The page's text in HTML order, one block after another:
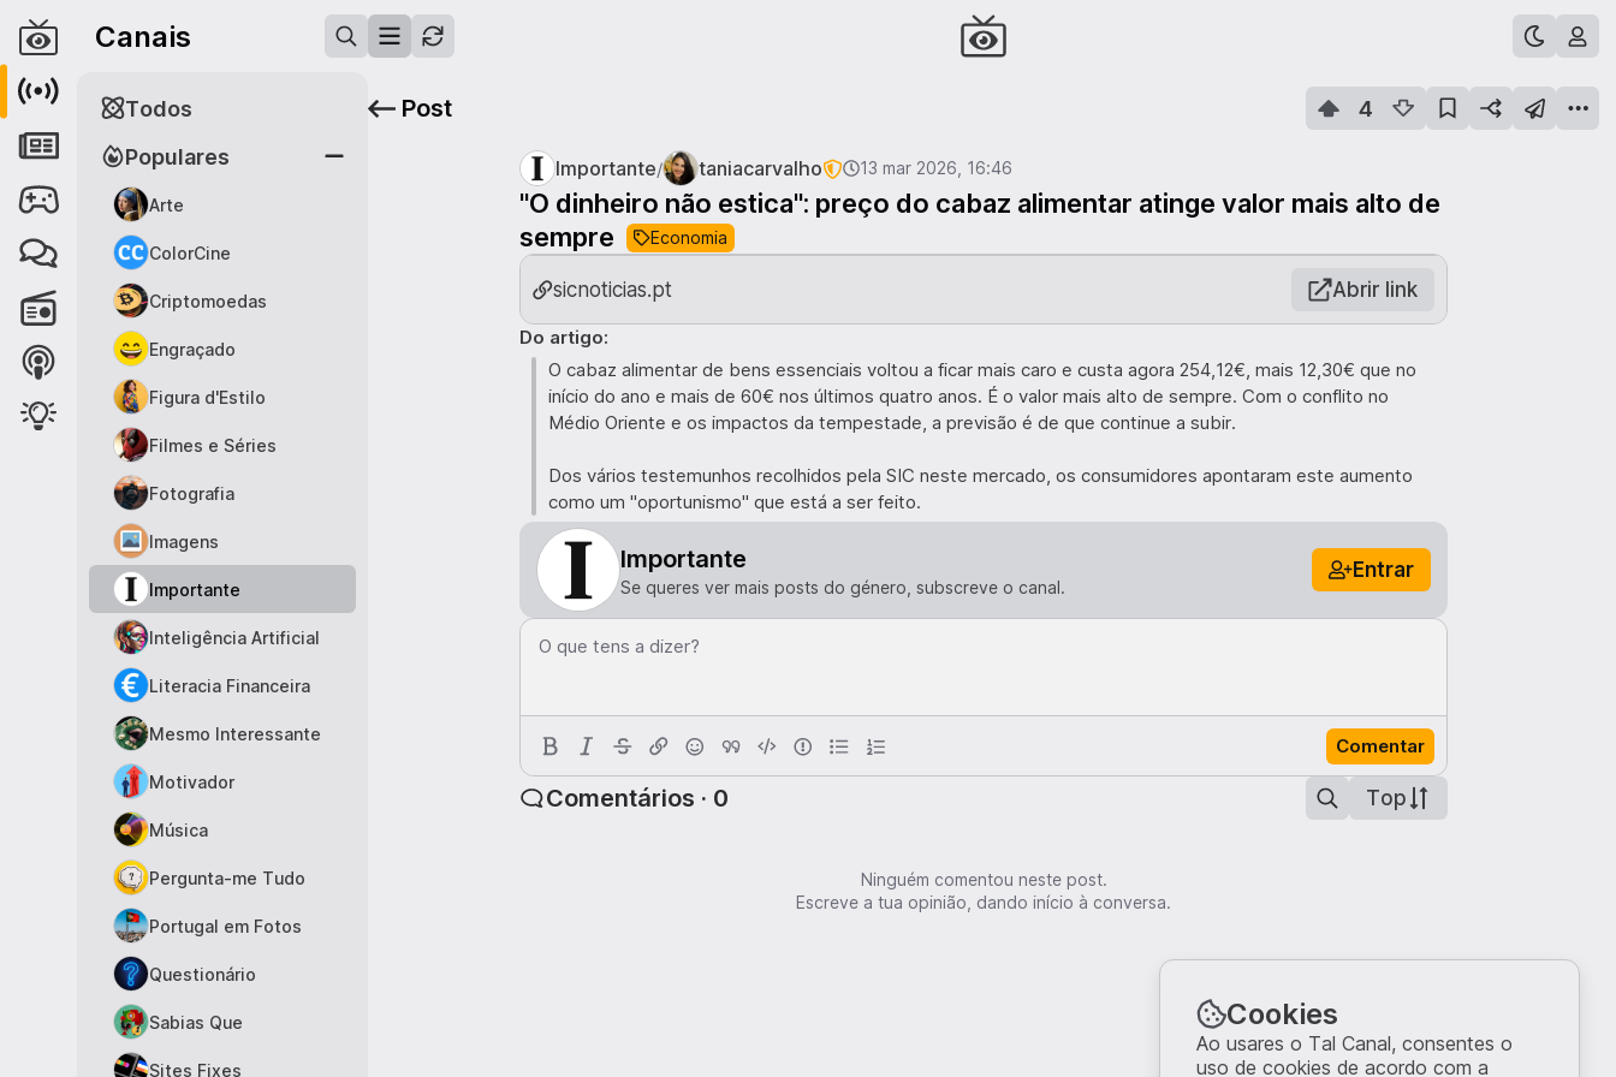
Canais
Populares
Arte
ColorCine
Criptomoedas
Engraçado
Figura d'Estilo
Filmes e Séries
Fotografia
Imagens
Importante
Inteligência Artificial
Literacia Financeira
Mesmo Interessante
Motivador
Música
Pergunta-me Tudo
Portugal em Fotos
Questionário
Sabias Que
Sites Fixes
Todos Post 4
Importante/ taniacarvalho 13 mar 2026, 16:46
"O dinheiro não estica": preço do cabaz alimentar atinge valor mais alto de
sempre
Economia
sicnoticias.pt Abrir link
Do artigo:
O cabaz alimentar de bens essenciais voltou a ficar mais caro e custa agora 254,12€, mais 12,30€ que no
início do ano e mais de 60€ nos últimos quatro anos. É o valor mais alto de sempre. Com o conflito no
Médio Oriente e os impactos da tempestade, a previsão é de que continue a subir.
Dos vários testemunhos recolhidos pela SIC neste mercado, os consumidores apontaram este aumento
como um "oportunismo" que está a ser feito.
Importante
Se queres ver mais posts do género, subscreve o canal.
Entrar
O que tens a dizer?
Comentar
Comentários · 0 Top
Ninguém comentou neste post.
Escreve a tua opinião, dando início à conversa.
Cookies
Ao usares o Tal Canal, consentes o
uso de cookies de acordo com a